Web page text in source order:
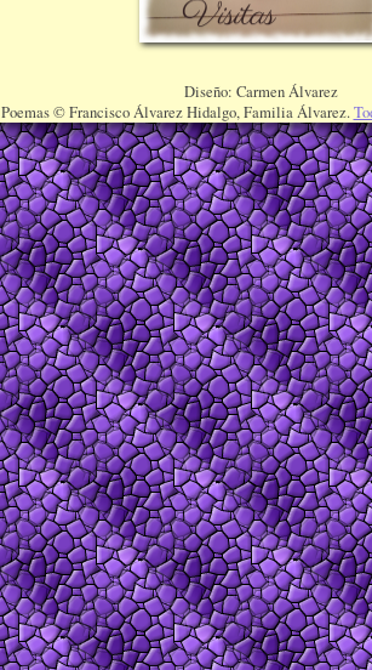
Diseño: Carmen Álvarez
Poemas © Francisco Álvarez Hidalgo, Familia Álvarez.